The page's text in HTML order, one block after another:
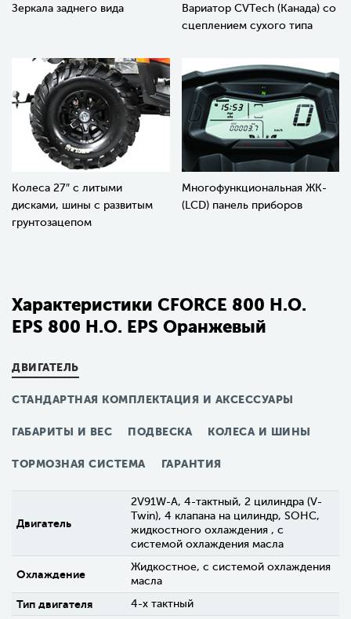
Зеркала заднего вида
Вариатор CVTech (Канада) со
сцеплением сухого типа
Колеса 27″ с литыми
дисками, шины с развитым
грунтозацепом
Многофункциональная ЖК-
(LCD) панель приборов
Характеристики CFORCE 800 H.O.
EPS 800 H.O. EPS Оранжевый
ДВИГАТЕЛЬ
СТАНДАРТНАЯ КОМПЛЕКТАЦИЯ И АКСЕССУАРЫ
ГАБАРИТЫ И ВЕС ПОДВЕСКА КОЛЕСА И ШИНЫ
ТОРМОЗНАЯ СИСТЕМА ГАРАНТИЯ
Двигатель
2V91W-A, 4-тактный, 2 цилиндра (V-
Twin), 4 клапана на цилиндр, SOHC,
жидкостного охлаждения , с
системой охлаждения масла
Охлаждение
Жидкостное, с системой охлаждения
масла
Тип двигателя 4-х тактный